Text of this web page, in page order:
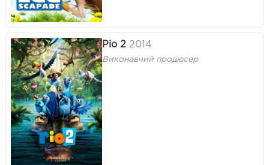
Ріо 2 2014
Виконавчий продюсер